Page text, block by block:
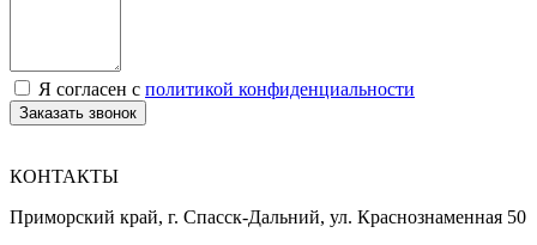
Я согласен с политикой конфиденциальности
Заказать звонок
КОНТАКТЫ
Приморский край, г. Спасск-Дальний, ул. Краснознаменная 50